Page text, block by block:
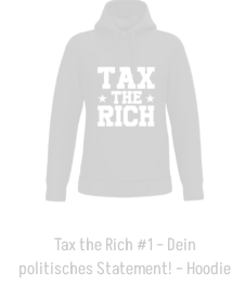
Tax the Rich #1 – Dein
politisches Statement! – Hoodie